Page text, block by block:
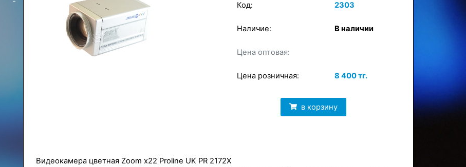
Код: 2303
Наличие: В наличии
Цена оптовая:
Цена розничная: 8 400 тг.
в корзину
Видеокамера цветная Zoom x22 Proline UK PR 2172X